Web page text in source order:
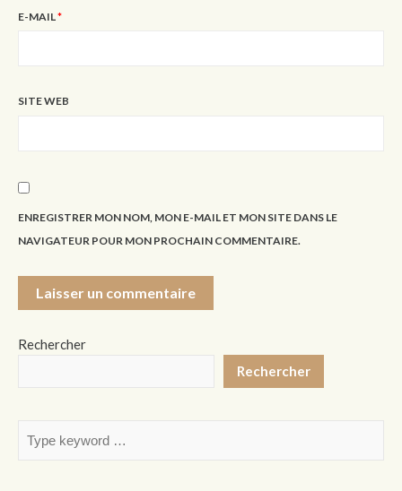
E-MAIL*
SITE WEB
ENREGISTRER MON NOM, MON E-MAIL ET MON SITE DANS LE
NAVIGATEUR POUR MON PROCHAIN COMMENTAIRE.
Rechercher
Rechercher